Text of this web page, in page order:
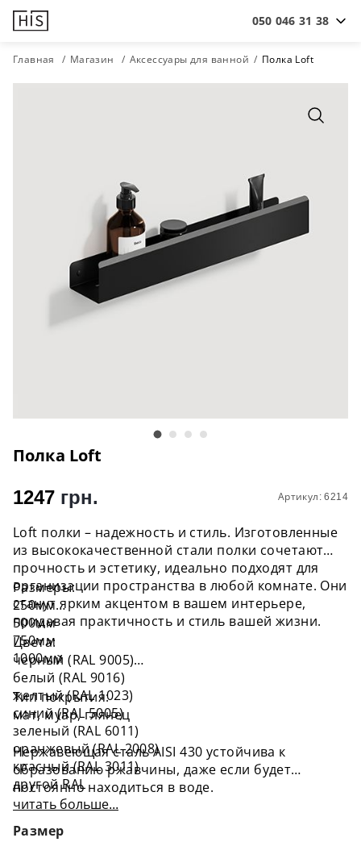
050 046 31 38
Главная Магазин Аксессуары для ванной Полка Loft
Полка Loft
Артикул: 6214
1247 грн.
Loft полки – надежность и стиль. Изготовленные
из высококачественной стали полки сочетают
прочность и эстетику, идеально подходят для
организации пространства в любой комнате. Они
станут ярким акцентом в вашем интерьере,
придавая практичность и стиль вашей жизни.
Размеры:
250мм
500мм
750мм
1000мм
Цвета:
черный (RAL 9005)
белый (RAL 9016)
желтый (RAL 1023)
синий (RAL 5005)
зеленый (RAL 6011)
оранжевый (RAL 2008)
красный (RAL 3011)
другой RAL
Тип покрытия:
мат, муар, глянец
Нержавеющая сталь AISI 430 устойчива к
образованию ржавчины, даже если будет
постоянно находиться в воде.
читать больше...
Размер